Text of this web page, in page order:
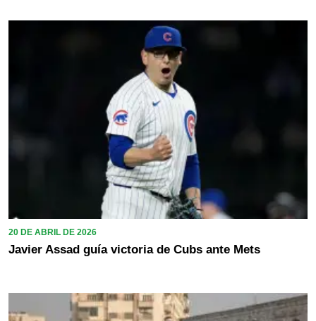
20 DE ABRIL DE 2026
Javier Assad guía victoria de Cubs ante Mets